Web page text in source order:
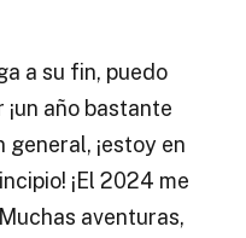
a su fin, puedo
año bastante
general, ¡estoy en
¡El 2024 me
aventuras,